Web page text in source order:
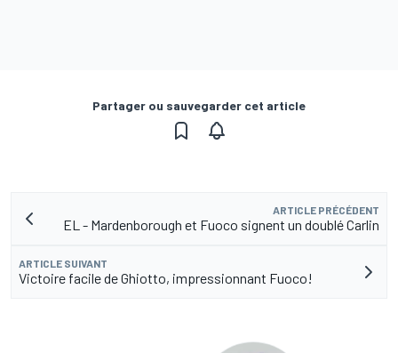
Partager ou sauvegarder cet article
ARTICLE PRÉCÉDENT
EL - Mardenborough et Fuoco signent un doublé Carlin
ARTICLE SUIVANT
Victoire facile de Ghiotto, impressionnant Fuoco!